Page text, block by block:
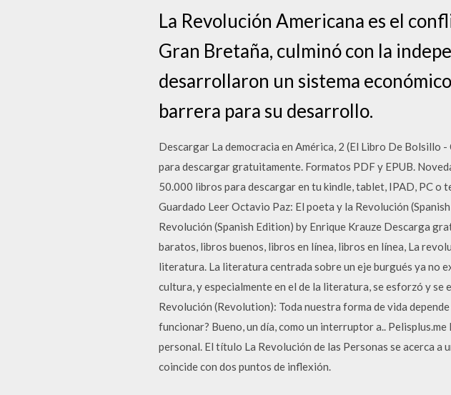
La Revolución Americana es el
Gran Bretaña, culminó con la
desarrollaron un sistema
barrera para su desarrollo.
Descargar La democracia en América, 2 (El Libro De Bolsillo
para descargar gratuitamente. Formatos PDF y EPUB.
50.000 libros para descargar en tu kindle, tablet, IPAD, PC
Guardado Leer Octavio Paz: El poeta y la Revolución
Revolución (Spanish Edition) by Enrique Krauze Descarga
baratos, libros buenos, libros en línea, libros en línea, La
literatura. La literatura centrada sobre un eje burgués ya no
cultura, y especialmente en el de la literatura, se esforzó y
Revolución (Revolution): Toda nuestra forma de vida
funcionar? Bueno, un día, como un interruptor a..
personal. El título La Revolución de las Personas se acerca
coincide con dos puntos de inflexión.